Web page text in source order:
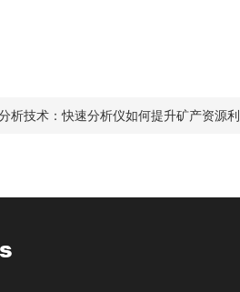
析技术：快速分析仪如何提升矿产资源